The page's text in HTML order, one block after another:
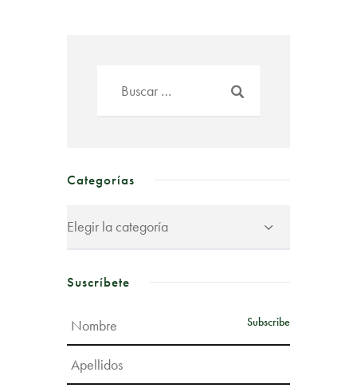
Categorías
Suscríbete